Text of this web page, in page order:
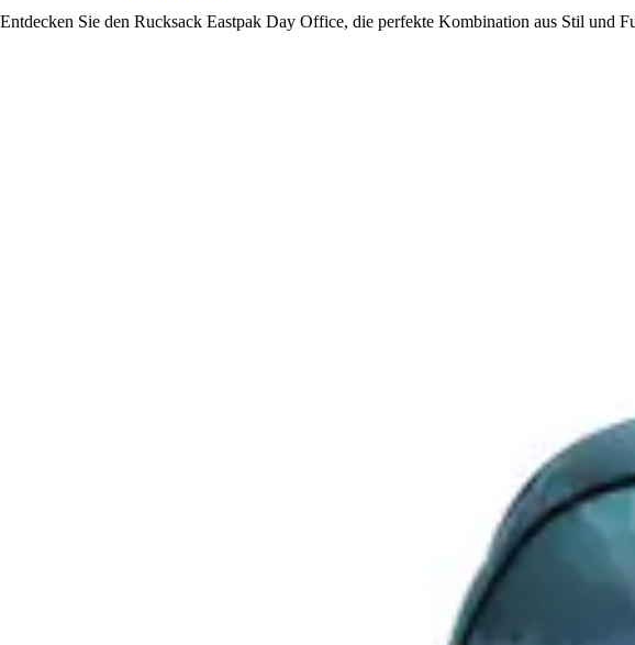
Entdecken Sie den Rucksack Eastpak Day Office, die perfekte Kombination aus Stil und